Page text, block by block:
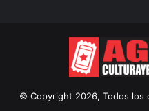
© Copyright 2026, Todos